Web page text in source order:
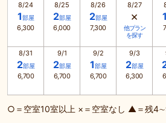
8/24
1部屋
6,300
8/25
2部屋
6,000
8/26
2部屋
7,300
8/27
×
他プラン
を探す
1
8/31
2部屋
6,700
9/1
2部屋
6,700
9/2
1部屋
6,700
9/3
2部屋
6,300
○＝空室10室以上 ×＝空室なし ▲＝残